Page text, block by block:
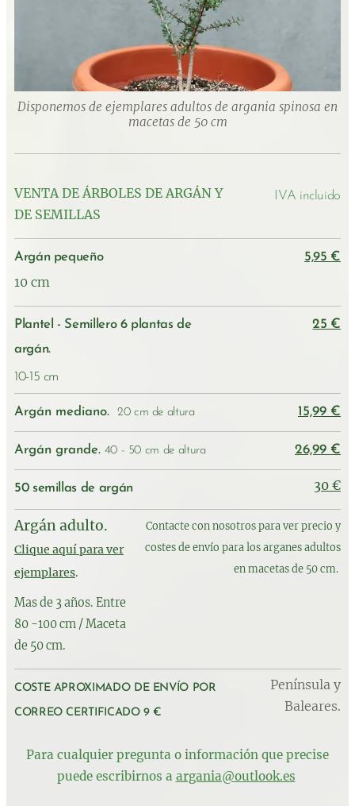
Disponemos de ejemplares adultos de argania spinosa en
macetas de 50 cm
VENTA DE ÁRBOLES DE ARGÁN Y
DE SEMILLAS
IVA incluido
Argán pequeño
10 cm
5,95 €
Plantel - Semillero 6 plantas de
argán.
10-15 cm
25 €
Argán mediano. 20 cm de altura 15,99 €
Argán grande. 40 - 50 cm de altura 26,99 €
50 semillas de argán 30 €
Argán adulto.
Clique aquí para ver
ejemplares.
Mas de 3 años. Entre
80 -100 cm / Maceta
de 50 cm.
Contacte con nosotros para ver precio y
costes de envío para los arganes adultos
en macetas de 50 cm.
COSTE APROXIMADO DE ENVÍO POR
CORREO CERTIFICADO 9 €
Península y
Baleares.
Para cualquier pregunta o información que precise
puede escribirnos a argania@outlook.es